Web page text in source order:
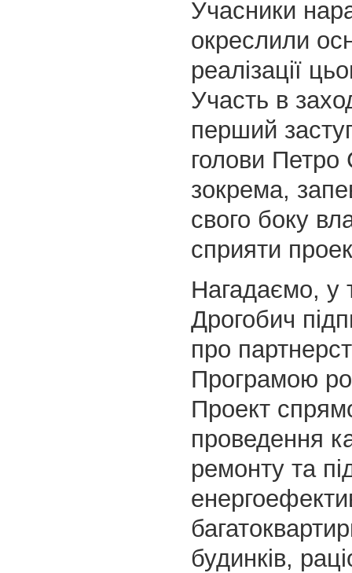
Учасники
окреслили
реалізації
Участь в
перший
голови Петро
зокрема,
свого боку
сприяти
Нагадаємо, у
Дрогобич
про
Програмою
Проект
проведення
ремонту та
будинків,